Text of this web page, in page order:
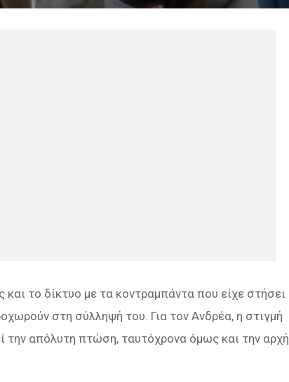
το δίκτυο με τα κοντραμπάντα που είχε στήσει
στη σύλληψή του. Για τον Ανδρέα, η στιγμή
την απόλυτη πτώση, ταυτόχρονα όμως και την αρχή